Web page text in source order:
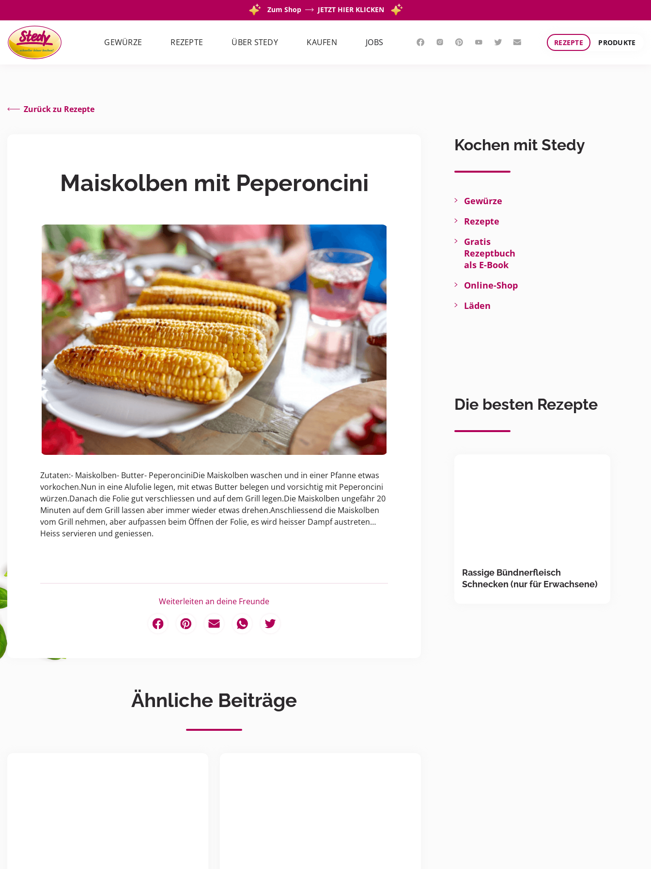
Zum Shop JETZT HIER KLICKEN
GEWÜRZE REZEPTE ÜBER STEDY KAUFEN JOBS REZEPTE PRODUKTE
Zurück zu Rezepte
Maiskolben mit Peperoncini
Zutaten:- Maiskolben- Butter- PeperonciniDie Maiskolben waschen und in einer Pfanne etwas
vorkochen.Nun in eine Alufolie legen, mit etwas Butter belegen und vorsichtig mit Peperoncini
würzen.Danach die Folie gut verschliessen und auf dem Grill legen.Die Maiskolben ungefähr 20
Minuten auf dem Grill lassen aber immer wieder etwas drehen.Anschliessend die Maiskolben
vom Grill nehmen, aber aufpassen beim Öffnen der Folie, es wird heisser Dampf austreten…
Heiss servieren und geniessen.
Weiterleiten an deine Freunde
Ähnliche Beiträge
Kochen mit Stedy
Gewürze
Rezepte
Gratis
Rezeptbuch
als E-Book
Online-Shop
Läden
Die besten Rezepte
Rassige Bündnerfleisch
Schnecken (nur für Erwachsene)